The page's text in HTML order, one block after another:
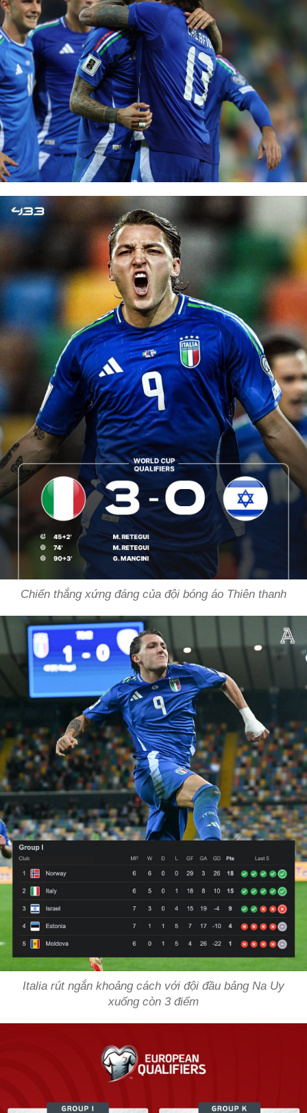
Chiến thắng xứng đáng của đội bóng áo Thiên thanh
Italia rút ngắn khoảng cách với đội đầu bảng Na Uy
xuống còn 3 điểm